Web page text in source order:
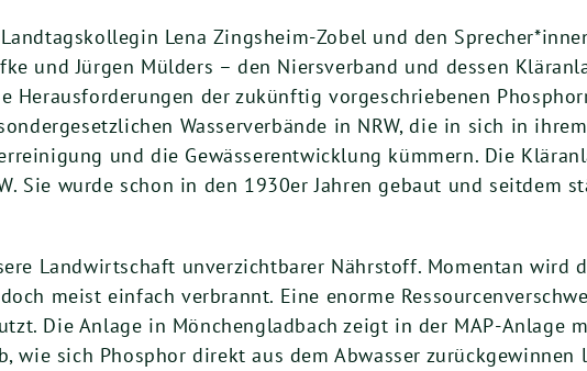
Lena Zingsheim-Zobel und den
und Jürgen Mülders – den Niersverband und dessen
Herausforderungen der zukünftig vorgeschriebenen
Wasserverbände in NRW, die in sich in
und die Gewässerentwicklung kümmern. Die
Sie wurde schon in den 1930er Jahren gebaut und seitdem
Landwirtschaft unverzichtbarer Nährstoff. Momentan wird
meist einfach verbrannt. Eine enorme
Die Anlage in Mönchengladbach zeigt in der MAP-Anlage
wie sich Phosphor direkt aus dem Abwasser zurückgewinnen